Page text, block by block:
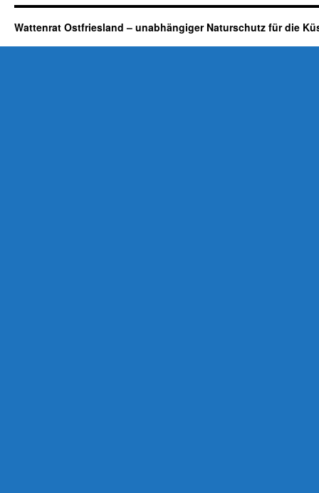
Wattenrat Ostfriesland – unabhängiger Naturschutz für die